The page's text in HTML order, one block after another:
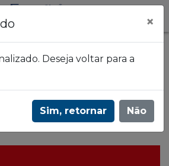
Fiduciária do Banco
×
Deseja voltar para a
Sim, retornar Não